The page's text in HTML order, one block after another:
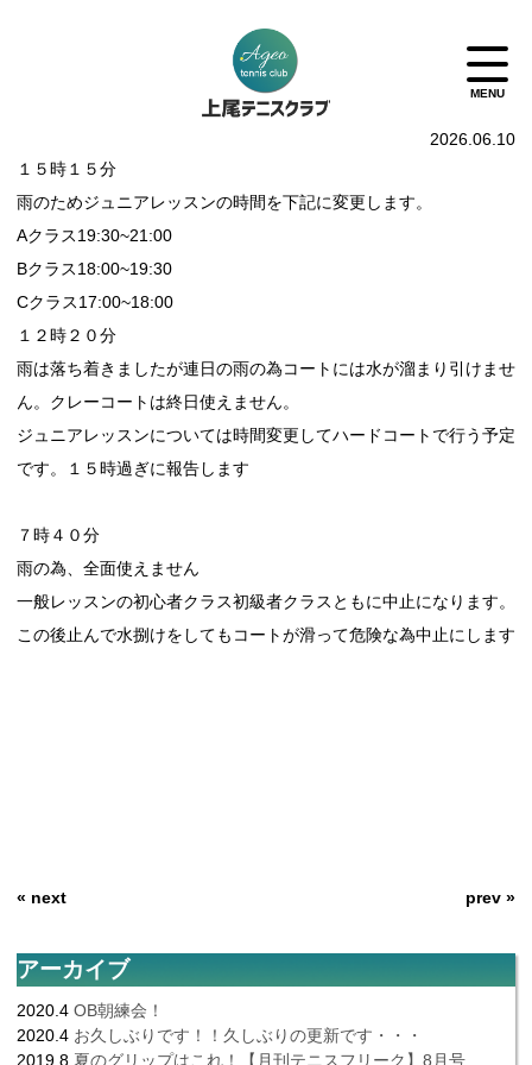
2026.06.10
１５時１５分
雨のためジュニアレッスンの時間を下記に変更します。
Aクラス19:30~21:00
Bクラス18:00~19:30
Cクラス17:00~18:00
１２時２０分
雨は落ち着きましたが連日の雨の為コートには水が溜まり引けませ
ん。クレーコートは終日使えません。
ジュニアレッスンについては時間変更してハードコートで行う予定
です。１５時過ぎに報告します
７時４０分
雨の為、全面使えません
一般レッスンの初心者クラス初級者クラスともに中止になります。
この後止んで水捌けをしてもコートが滑って危険な為中止にします
« next prev »
アーカイブ
2020.4 OB朝練会！
2020.4 お久しぶりです！！久しぶりの更新です・・・
2019.8 夏のグリップはこれ！【月刊テニスフリーク】8月号